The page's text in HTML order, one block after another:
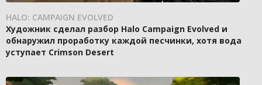
HALO: CAMPAIGN EVOLVED
Художник сделал разбор Halo Campaign Evolved и
обнаружил проработку каждой песчинки, хотя вода
уступает Crimson Desert